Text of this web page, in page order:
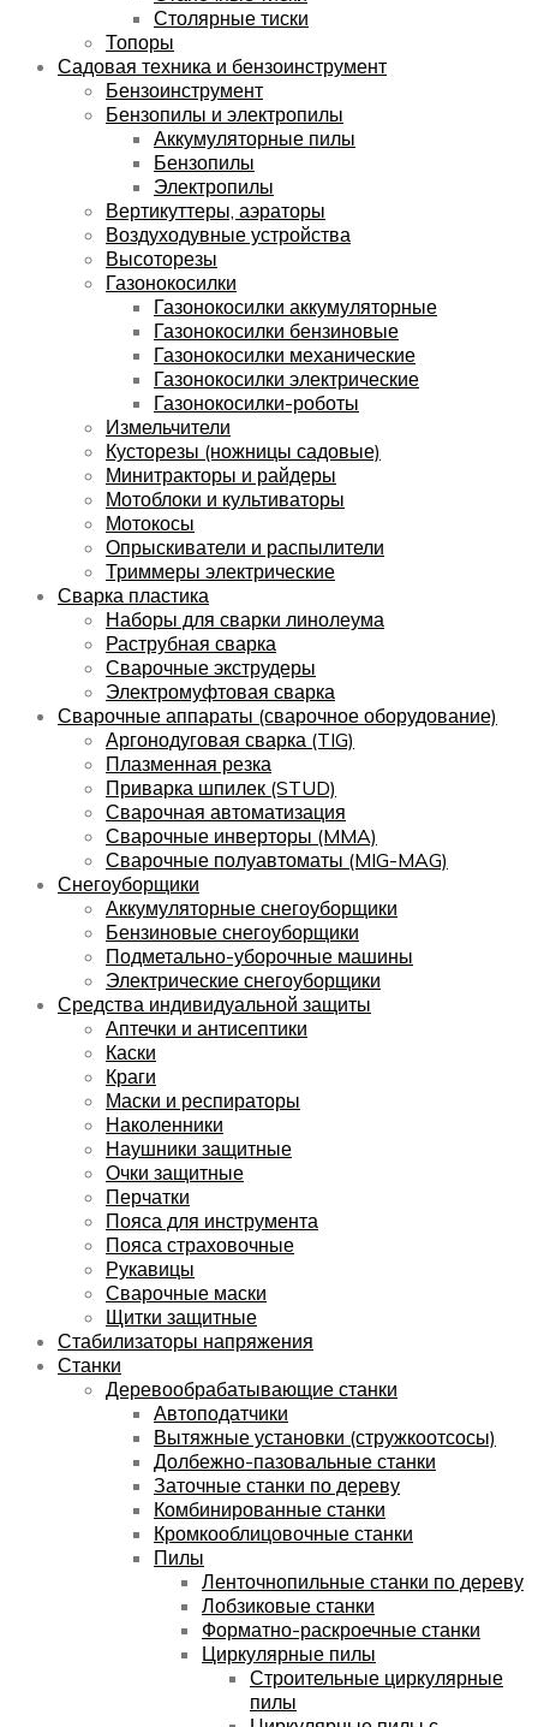
Столярные тиски
Топоры
Садовая техника и бензоинструмент
Бензоинструмент
Бензопилы и электропилы
Аккумуляторные пилы
Бензопилы
Электропилы
Вертикуттеры, аэраторы
Воздуходувные устройства
Высоторезы
Газонокосилки
Газонокосилки аккумуляторные
Газонокосилки бензиновые
Газонокосилки механические
Газонокосилки электрические
Газонокосилки-роботы
Измельчители
Кусторезы (ножницы садовые)
Минитракторы и райдеры
Мотоблоки и культиваторы
Мотокосы
Опрыскиватели и распылители
Триммеры электрические
Сварка пластика
Наборы для сварки линолеума
Раструбная сварка
Сварочные экструдеры
Электромуфтовая сварка
Сварочные аппараты (сварочное оборудование)
Аргонодуговая сварка (TIG)
Плазменная резка
Приварка шпилек (STUD)
Сварочная автоматизация
Сварочные инверторы (MMA)
Сварочные полуавтоматы (MIG-MAG)
Снегоуборщики
Аккумуляторные снегоуборщики
Бензиновые снегоуборщики
Подметально-уборочные машины
Электрические снегоуборщики
Средства индивидуальной защиты
Аптечки и антисептики
Каски
Краги
Маски и респираторы
Наколенники
Наушники защитные
Очки защитные
Перчатки
Пояса для инструмента
Пояса страховочные
Рукавицы
Сварочные маски
Щитки защитные
Стабилизаторы напряжения
Станки
Деревообрабатывающие станки
Автоподатчики
Вытяжные установки (стружкоотсосы)
Долбежно-пазовальные станки
Заточные станки по дереву
Комбинированные станки
Кромкооблицовочные станки
Пилы
Ленточнопильные станки по дереву
Лобзиковые станки
Форматно-раскроечные станки
Циркулярные пилы
Строительные циркулярные
пилы